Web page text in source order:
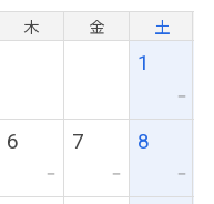
木 金 土
1
ー
6
ー
7
ー
8
ー